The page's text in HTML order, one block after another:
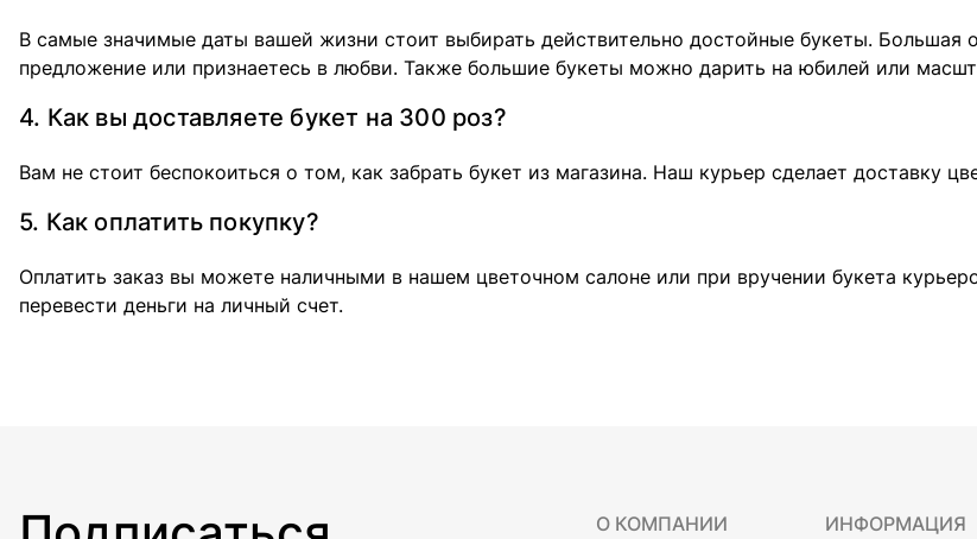
В самые значимые даты вашей жизни стоит выбирать действительно достойные букеты. Большая
предложение или признаетесь в любви. Также большие букеты можно дарить на юбилей или
4. Как вы доставляете букет на 300 роз?
Вам не стоит беспокоиться о том, как забрать букет из магазина. Наш курьер сделает доставку
5. Как оплатить покупку?
Оплатить заказ вы можете наличными в нашем цветочном салоне или при вручении букета
перевести деньги на личный счет.
О КОМПАНИИ ИНФОРМАЦИЯ